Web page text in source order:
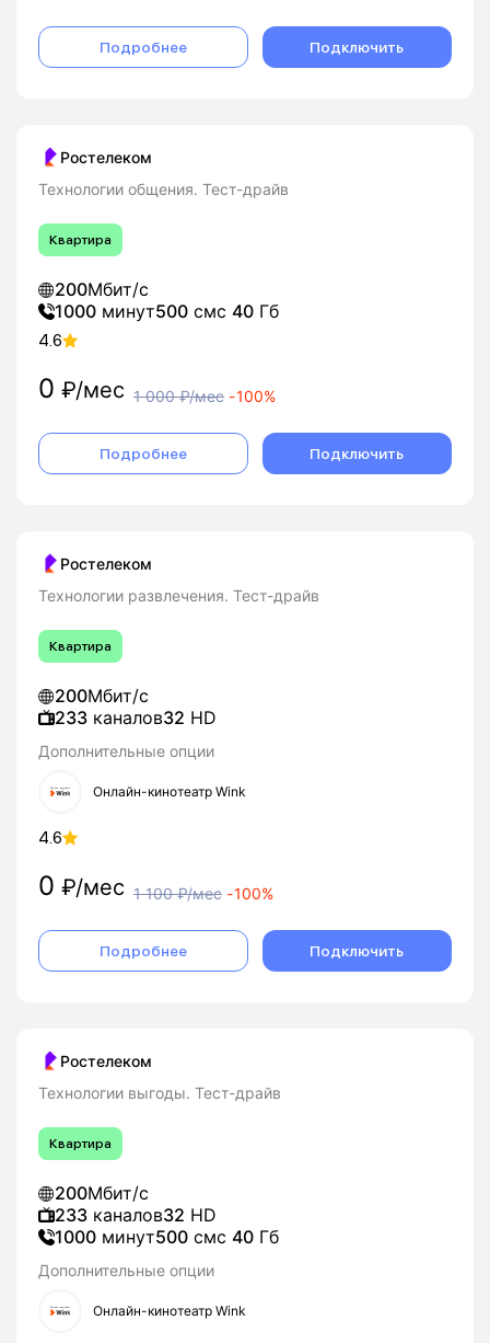
Подробнее Подключить
Ростелеком
Технологии общения. Тест-драйв
Квартира
200Мбит/с
1000 минут500 смс 40 Гб
4.6
0 ₽/мес 1 000₽/мес -100%
Подробнее Подключить
Ростелеком
Технологии развлечения. Тест-драйв
Квартира
200Мбит/с
233 каналов32 HD
Дополнительные опции
Онлайн-кинотеатр Wink
4.6
0 ₽/мес 1 100₽/мес -100%
Подробнее Подключить
Ростелеком
Технологии выгоды. Тест-драйв
Квартира
200Мбит/с
233 каналов32 HD
1000 минут500 смс 40 Гб
Дополнительные опции
Онлайн-кинотеатр Wink